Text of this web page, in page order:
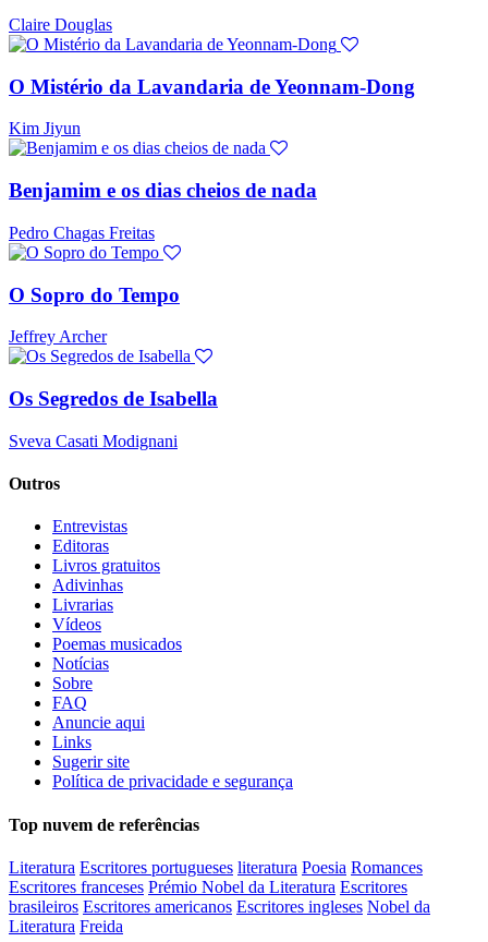
Claire Douglas
O Mistério da Lavandaria de Yeonnam-Dong
Kim Jiyun
Benjamim e os dias cheios de nada
Pedro Chagas Freitas
O Sopro do Tempo
Jeffrey Archer
Os Segredos de Isabella
Sveva Casati Modignani
Outros
Entrevistas
Editoras
Livros gratuitos
Adivinhas
Livrarias
Vídeos
Poemas musicados
Notícias
Sobre
FAQ
Anuncie aqui
Links
Sugerir site
Política de privacidade e segurança
Top nuvem de referências
Literatura Escritores portugueses literatura Poesia Romances
Escritores franceses Prémio Nobel da Literatura Escritores
brasileiros Escritores americanos Escritores ingleses Nobel da
Literatura Freida